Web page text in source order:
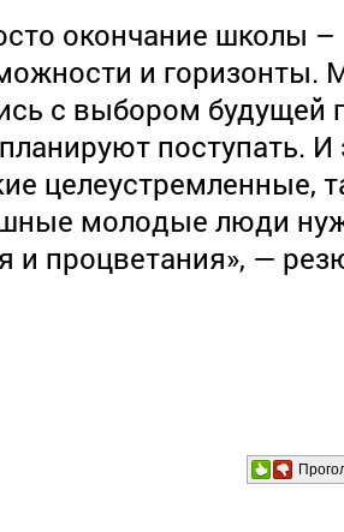
окончание школы
и горизонты.
с выбором будущей
поступать.
целеустремленные,
молодые люди
и процветания», —